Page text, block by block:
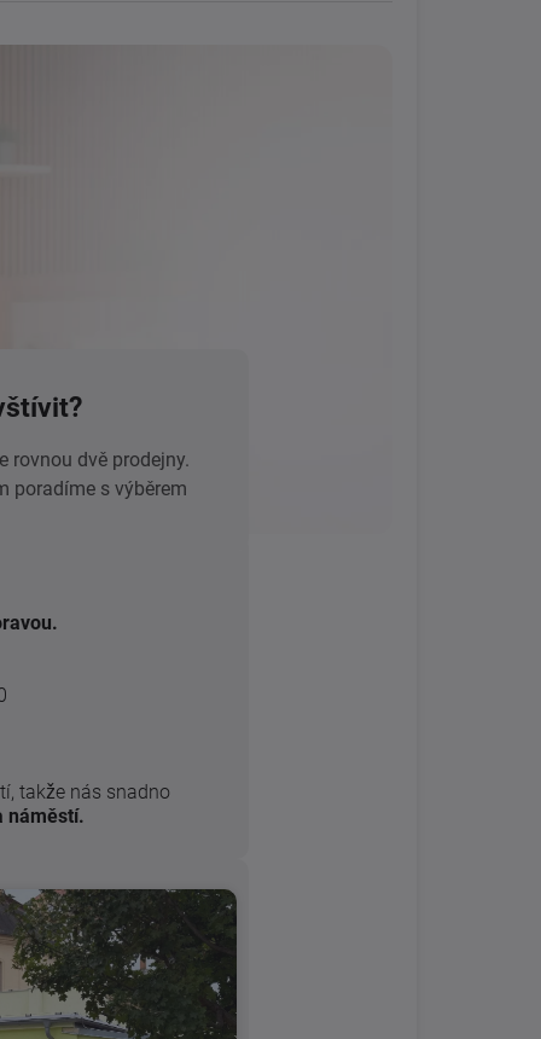
rovnou dvě prodejny.
poradíme s výběrem
takže nás snadno
náměstí.